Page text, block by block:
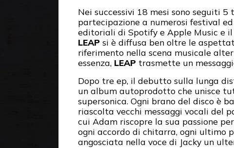
Nei successivi 18 mesi sono seguiti
partecipazione a numerosi festival
editoriali di Spotify e Apple Music e il
LEAP si è diffusa ben oltre le
riferimento nella scena musicale
essenza, LEAP trasmette un
Dopo tre ep, il debutto sulla lunga
un album autoprodotto che unisce
supersonica. Ogni brano del disco è
riascolta vecchi messaggi vocali del
cui Adam riscopre la sua passione
ogni accordo di chitarra, ogni ultimo
angosciata nella voce di Jacky un